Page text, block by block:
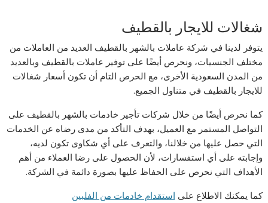
شغالات للايجار بالقطيف
يتوفر لدينا في شركة عاملات بالشهر بالقطيف العديد من العاملات من
مختلف الجنسيات، ونحرص أيضًا على توفير عاملات بالقطيف وبالعديد
من المدن السعودية الأخرى، مع الحرص التام أن تكون أسعار شغالات
للايجار بالقطيف في متناول الجميع.
كما نحرص أيضًا من خلال شركات تأجير خادمات بالشهر بالقطيف على
التواصل المستمر مع العميل، بهدف التأكد من مدى رضاه عن الخدمات
التي حصل عليها من خلالنا، والتعرف على أي شكاوى تكون لديه،
وإجابته على أي استفسارات، لأن الحصول على رضا العملاء من أهم
الأهداف التي نحرص على الحفاظ عليها بصورة دائمة في الشركة.
كما يمكنك الاطلاع على استقدام خادمات من الفلبين